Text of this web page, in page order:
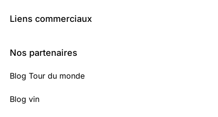
Liens commerciaux
Nos partenaires
Blog Tour du monde
Blog vin